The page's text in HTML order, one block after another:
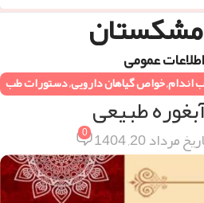
مشکستان
اطلاعات عمومی
اندام,خواص گیاهان دارویی,دستورات طب
,همه مقالاتطبیعی
مرداد 20, 1404 0